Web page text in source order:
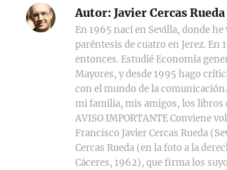
Autor:Javier Cercas Rueda
En 1965 nací en Sevilla, donde
paréntesis de cuatro en Jerez. En
entonces. Estudié Economía
Mayores, y desde 1995 hago
con el mundo de la
mi familia, mis amigos, los libros
AVISO IMPORTANTE Conviene
Francisco Javier Cercas Rueda
Cercas Rueda (en la foto a la
Cáceres, 1962), que firma los